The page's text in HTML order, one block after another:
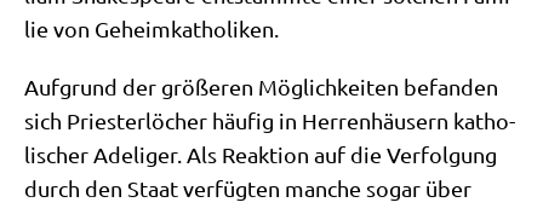
lie von Geheimkatholiken.
Auf­grund der grö­ße­ren Mög­lich­kei­ten befan­den
sich Prie­ster­lö­cher häu­fig in Her­ren­häu­sern katho­
li­scher Ade­li­ger. Als Reak­ti­on auf die Ver­fol­gung
durch den Staat ver­füg­ten man­che sogar über